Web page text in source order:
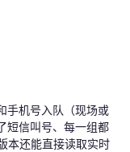
手机号入队（现场或
短信叫号、每一组都
本还能直接读取实时